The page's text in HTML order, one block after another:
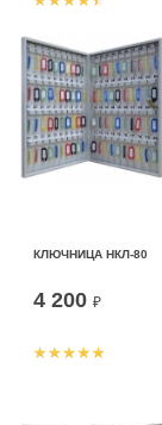
КЛЮЧНИЦА НКЛ-80
4 200 ₽